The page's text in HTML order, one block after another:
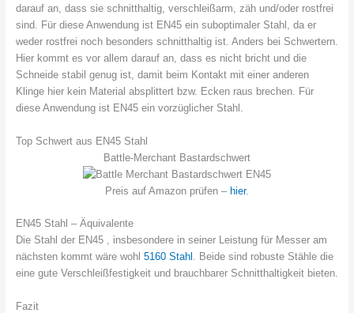
darauf an, dass sie schnitthaltig, verschleißarm, zäh und/oder rostfrei
sind. Für diese Anwendung ist EN45 ein suboptimaler Stahl, da er
weder rostfrei noch besonders schnitthaltig ist. Anders bei Schwertern.
Hier kommt es vor allem darauf an, dass es nicht bricht und die
Schneide stabil genug ist, damit beim Kontakt mit einer anderen
Klinge hier kein Material absplittert bzw. Ecken raus brechen. Für
diese Anwendung ist EN45 ein vorzüglicher Stahl.
Top Schwert aus EN45 Stahl
Battle-Merchant Bastardschwert
Preis auf Amazon prüfen – hier.
EN45 Stahl – Äquivalente
Die Stahl der EN45 , insbesondere in seiner Leistung für Messer am
nächsten kommt wäre wohl 5160 Stahl . Beide sind robuste Stähle die
eine gute Verschleißfestigkeit und brauchbarer Schnitthaltigkeit bieten.
Fazit